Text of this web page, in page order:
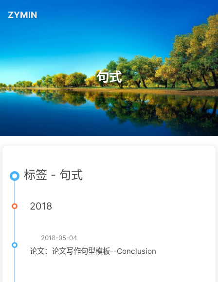
ZYMIN
句式
标签 - 句式
2018
2018-05-04
论文：论文写作句型模板--Conclusion